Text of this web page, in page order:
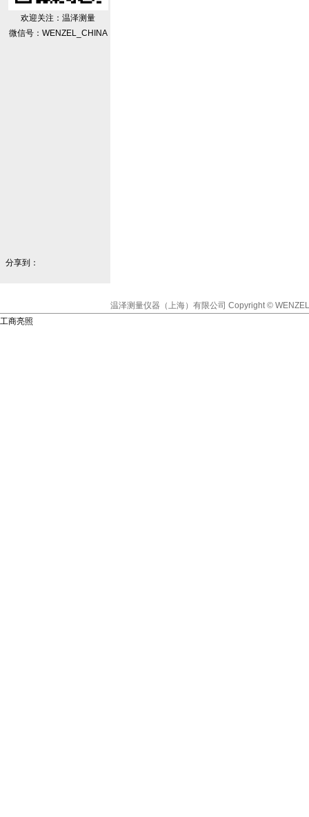
欢迎关注：温泽测量
微信号：WENZEL_CHINA
分享到：
温泽测量仪器（上海）有限公司 Copyright ©
工商亮照